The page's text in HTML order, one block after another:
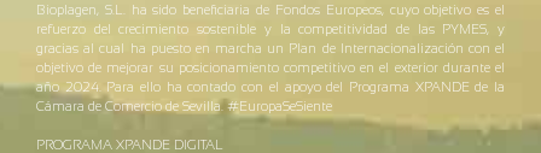
Bioplagen, S.L. ha sido beneficiaria de Fondos Europeos, cuyo objetivo es el
refuerzo del crecimiento sostenible y la competitividad de las PYMES, y
gracias al cual ha puesto en marcha un Plan de Internacionalización con el
objetivo de mejorar su posicionamiento competitivo en el exterior durante el
año 2024. Para ello ha contado con el apoyo del Programa XPANDE de la
Cámara de Comercio de Sevilla. #EuropaSeSiente
PROGRAMA XPANDE DIGITAL